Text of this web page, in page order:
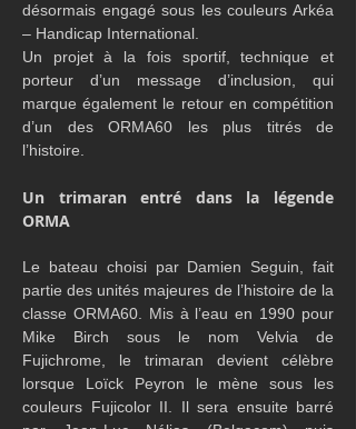
désormais engagé sous les couleurs Arkéa
– Handicap International.
Un projet à la fois sportif, technique et
porteur d’un message d’inclusion, qui
marque également le retour en compétition
d’un des ORMA60 les plus titrés de
l’histoire.
Un trimaran entré dans la légende
ORMA
Le bateau choisi par Damien Seguin, fait
partie des unités majeures de l’histoire de la
classe ORMA60. Mis à l’eau en 1990 pour
Mike Birch sous le nom Velvia de
Fujichrome, le trimaran devient célèbre
lorsque Loïck Peyron le mène sous les
couleurs Fujicolor II. Il sera ensuite barré